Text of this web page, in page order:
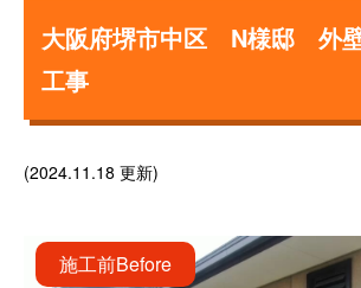
大阪府堺市中区 N様邸 外
工事
(2024.11.18 更新)
施工前Before